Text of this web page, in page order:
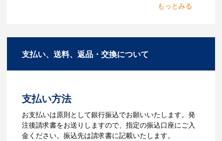
タマイズが可能です。お気軽にご相談く
お見積を弊社からお出しします。
3.発注・データ入稿
ら、ご注文書をお送りします。
【名入れをする場合】名入れに必要なデ
ータをご入稿頂き、名入れイメージをデ
ータでご確認いただきます。
支払い、送料、返品・交換について
支払い方法
お支払いは原則として銀行振込でお願いいたします。発
注後請求書をお送りしますので、指定の振込口座にご入
金ください。振込先は請求書に記載いたします。